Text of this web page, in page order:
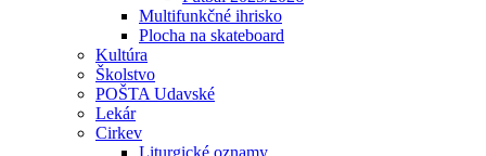
Multifunkčné ihrisko
Plocha na skateboard
Kultúra
Školstvo
POŠTA Udavské
Lekár
Cirkev
Liturgické oznamy